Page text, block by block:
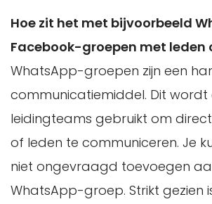
Hoe zit het met bijvoorbeeld
Facebook-groepen met leden
WhatsApp-groepen zijn een
communicatiemiddel. Dit wordt
leidingteams gebruikt om
of leden te communiceren. Je
niet ongevraagd toevoegen
WhatsApp-groep. Strikt gezien